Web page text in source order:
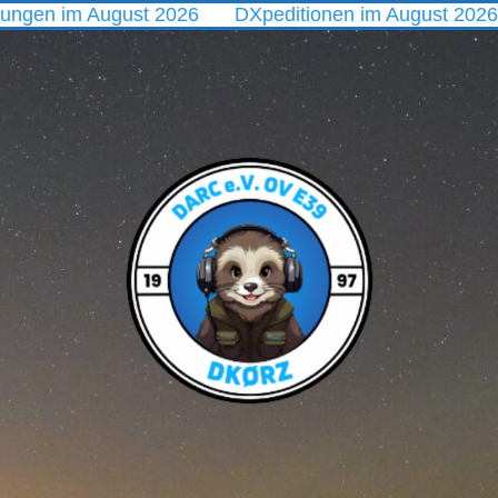
August 2026 DXpeditionen im August 2026 – vom